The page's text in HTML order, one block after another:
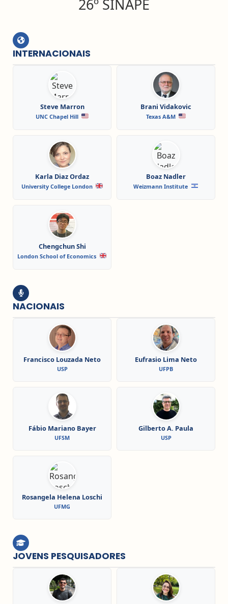
26º SINAPE
INTERNACIONAIS
Steve Marron
UNC Chapel Hill
Brani Vidakovic
Texas A&M
Karla Diaz Ordaz
University College London
Boaz Nadler
Weizmann Institute
Chengchun Shi
London School of Economics
NACIONAIS
Francisco Louzada Neto
USP
Eufrasio Lima Neto
UFPB
Fábio Mariano Bayer
UFSM
Gilberto A. Paula
USP
Rosangela Helena Loschi
UFMG
JOVENS PESQUISADORES